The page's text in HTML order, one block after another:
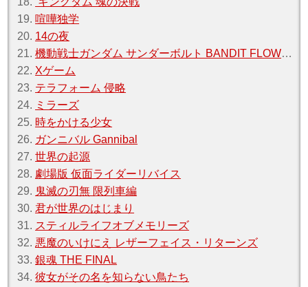
19. 喧嘩独学
20. 14の夜
21.機動戦士ガンダム サンダーボルト BANDIT FLOWER
22. Xゲーム
23. テラフォーム 侵略
24. ミラーズ
25. 時をかける少女
26. ガンニバル Gannibal
27.世界の起源
28. 劇場版 仮面ライダーリバイス
29. 鬼滅の刃無 限列車編
30.君が世界のはじまり
31. スティルライフオブメモリーズ
32. 悪魔のいけにえ レザーフェイス・リターンズ
33.銀魂 THE FINAL
34.彼女がその名を知らない鳥たち